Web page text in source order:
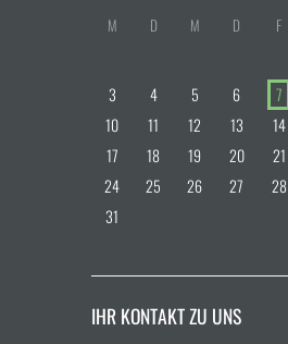
M D M D F
3
4 5 6 7
10
11 12 13 14
17
18 19 20 21
24
25 26 27 28
31
IHR KONTAKT ZU UNS